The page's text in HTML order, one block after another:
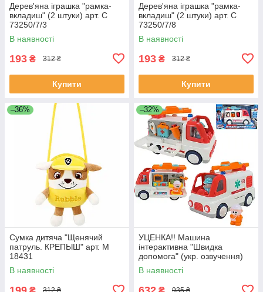
Дерев'яна іграшка "рамка-
вкладиш" (2 штуки) арт. C
73250/7/3
В наявності
193 ₴ 312 ₴
Купити
Дерев'яна іграшка "рамка-
вкладиш" (2 штуки) арт. C
73250/7/8
В наявності
193 ₴ 312 ₴
Купити
–36%
Сумка дитяча "Щенячий
патруль. КРЕПЫШ" арт. M
18431
В наявності
–32%
УЦЕНКА!! Машина
інтерактивна "Швидка
допомога" (укр. озвучення)
арт. 46349
В наявності